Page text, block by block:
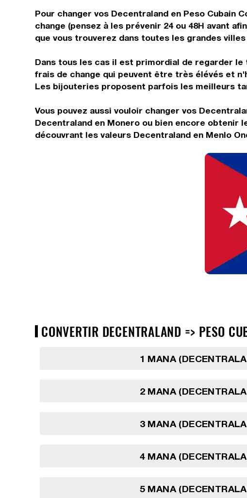
Pour changer vos Decentraland en Peso Cubain
change (pensez à les prévenir 24 ou 48H avant
que vous trouverez dans toutes les grandes
Dans tous les cas il est primordial de regarder le
frais de change qui peuvent être très élévés et
Les bijouteries proposent parfois les meilleurs
Vous pouvez aussi vouloir changer vos
Decentraland en Monero ou bien encore obtenir
découvrant les valeurs Decentraland en Menlo
CONVERTIR DECENTRALAND => PESO
1 MANA
2 MANA
3 MANA
4 MANA
5 MANA